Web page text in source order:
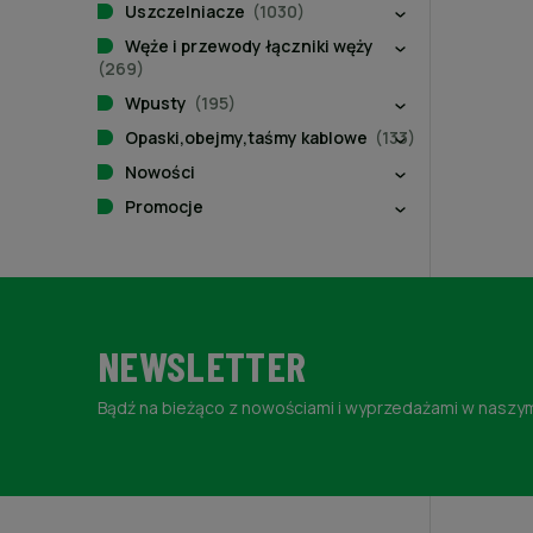
Uszczelniacze (1030)
Węże i przewody łączniki węży
(269)
Wpusty (195)
Opaski,obejmy,taśmy kablowe (133)
Nowości
Promocje
NEWSLETTER
Bądź na bieżąco z nowościami i wyprzedażami w